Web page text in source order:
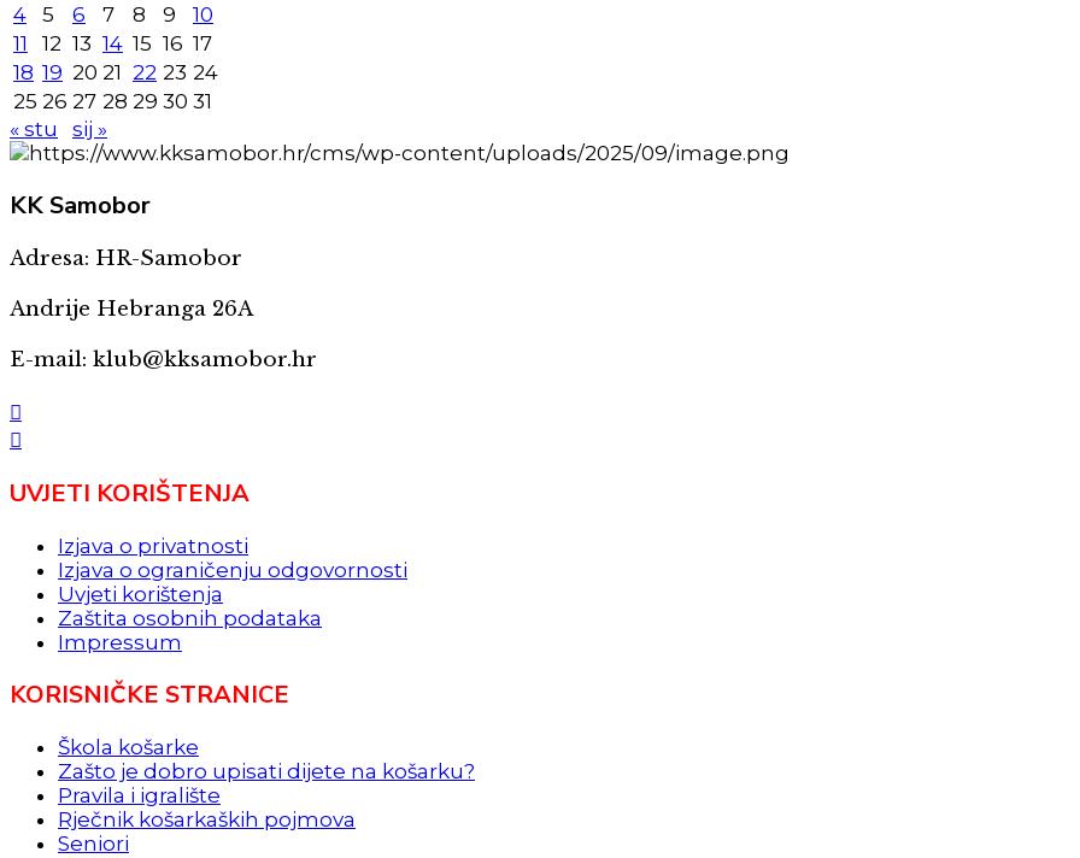
4
5 6 7 8 9
10
11
12 13 14 15 16 17
18 19 20 21 22 23 24
25 26 27 28 29 30 31
« stu
sij »
KKSamobor
Adresa: HR-Samobor
Andrije Hebranga 26A
E-mail: klub@kksamobor.hr
UVJETI KORIŠTENJA
Izjava o privatnosti
Izjava o ograničenju odgovornosti
Uvjeti korištenja
Zaštita osobnih podataka
Impressum
KORISNIČKE STRANICE
Škola košarke
Zašto je dobro upisati dijete na košarku?
Pravila i igralište
Rječnik košarkaških pojmova
Seniori